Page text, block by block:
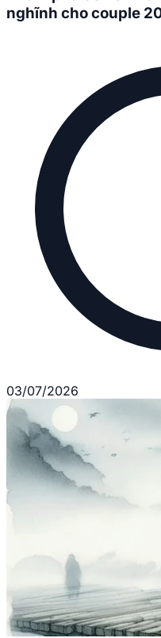
nghĩnh cho couple
03/07/2026